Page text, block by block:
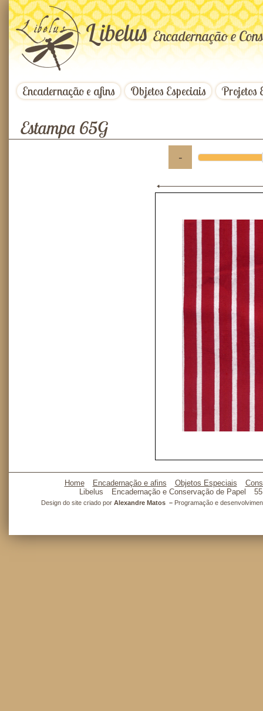
LibelusEncadernação e
Encadernação e afins Objetos Especiais Projetos
Estampa 65G
-
Home Encadernação e afins Objetos Especiais
Libelus
Encadernação e Conservação de Papel
Design do site criado por Alexandre Matos – Programação e